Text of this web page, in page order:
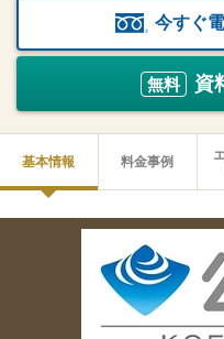
今すぐ
無料 資
基本情報 料金事例